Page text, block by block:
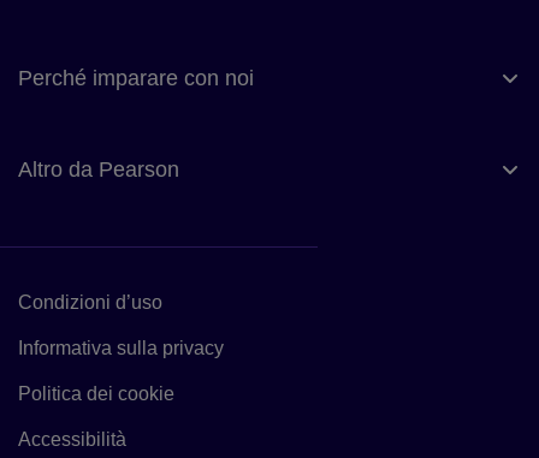
Perché imparare con noi
Altro da Pearson
Condizioni d’uso
Informativa sulla privacy
Politica dei cookie
Accessibilità